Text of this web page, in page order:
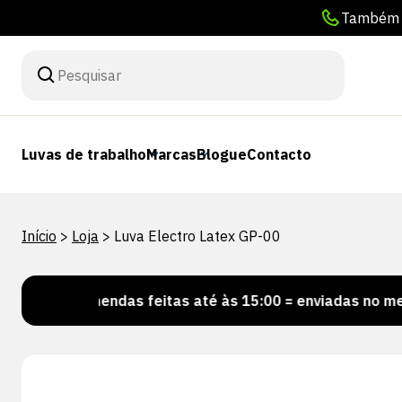
Luvas de trabalhoMarcasBlogueContacto
Início > Loja > Luva Electro Latex GP-00
feitas até às 15:00 = enviadas no mesmo dia